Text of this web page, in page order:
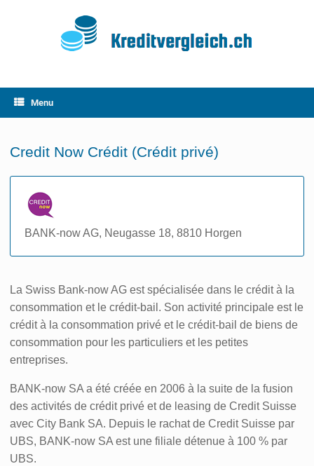
Menu
Credit Now Crédit (Crédit privé)
BANK-now AG, Neugasse 18, 8810 Horgen
La Swiss Bank-now AG est spécialisée dans le crédit à la
consommation et le crédit-bail. Son activité principale est le
crédit à la consommation privé et le crédit-bail de biens de
consommation pour les particuliers et les petites
entreprises.
BANK-now SA a été créée en 2006 à la suite de la fusion
des activités de crédit privé et de leasing de Credit Suisse
avec City Bank SA. Depuis le rachat de Credit Suisse par
UBS, BANK-now SA est une filiale détenue à 100 % par
UBS.